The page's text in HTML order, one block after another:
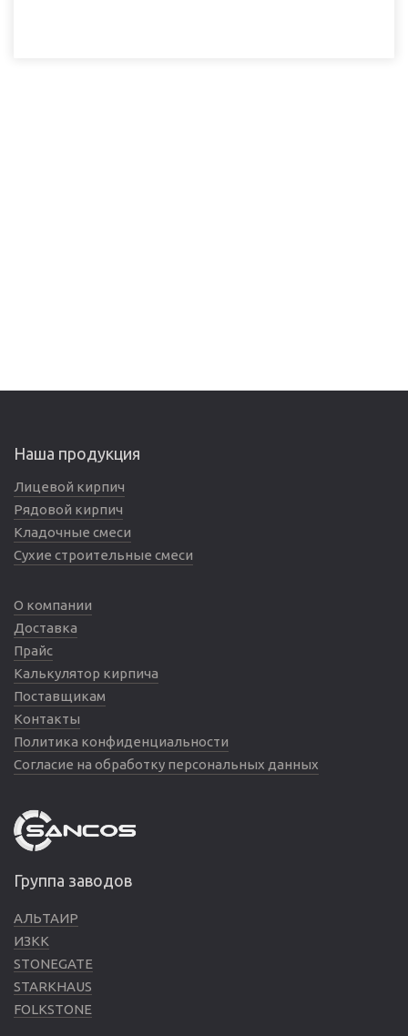
Наша продукция
Лицевой кирпич
Рядовой кирпич
Кладочные смеси
Сухие строительные смеси
О компании
Доставка
Прайс
Калькулятор кирпича
Поставщикам
Контакты
Политика конфиденциальности
Согласие на обработку персональных данных
Группа заводов
АЛЬТАИР
ИЗКК
STONEGATE
STARKHAUS
FOLKSTONE